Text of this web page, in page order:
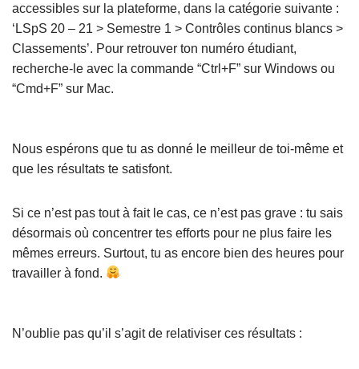
accessibles sur la plateforme, dans la catégorie suivante :
‘LSpS 20 – 21 > Semestre 1 > Contrôles continus blancs >
Classements’. Pour retrouver ton numéro étudiant,
recherche-le avec la commande “Ctrl+F” sur Windows ou
“Cmd+F” sur Mac.
Nous espérons que tu as donné le meilleur de toi-même et
que les résultats te satisfont.
Si ce n’est pas tout à fait le cas, ce n’est pas grave : tu sais
désormais où concentrer tes efforts pour ne plus faire les
mêmes erreurs. Surtout, tu as encore bien des heures pour
travailler à fond.
N’oublie pas qu’il s’agit de relativiser ces résultats :